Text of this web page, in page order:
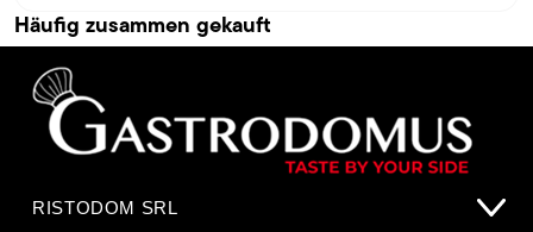
Häufig zusammen gekauft
RISTODOM SRL